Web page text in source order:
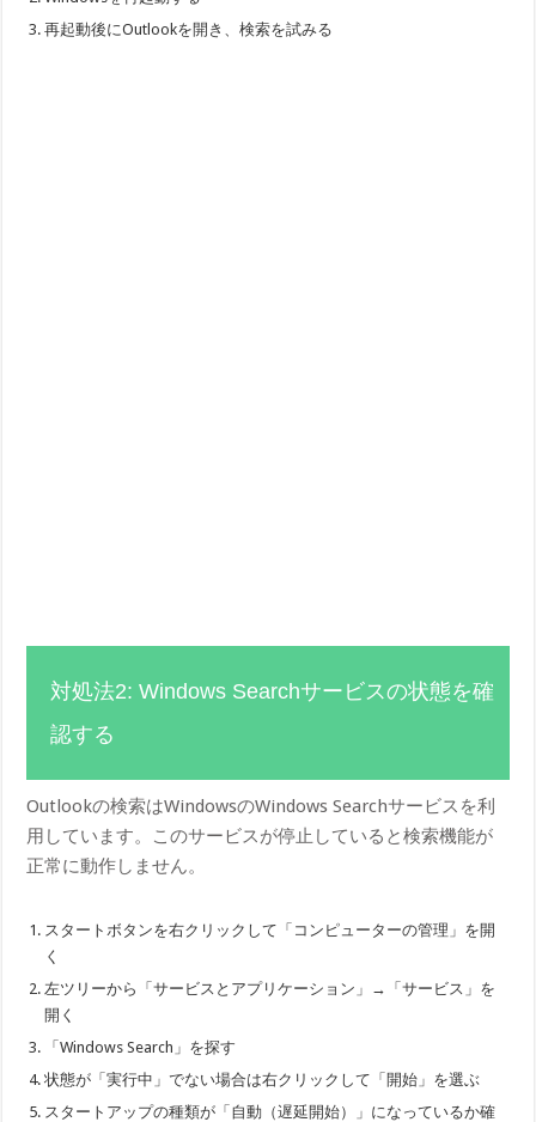
再起動後にOutlookを開き、検索を試みる
対処法2: Windows Searchサービスの状態を確
認する
Outlookの検索はWindowsのWindows Searchサービスを利
用しています。このサービスが停止していると検索機能が
正常に動作しません。
スタートボタンを右クリックして「コンピューターの管理」を開
く
左ツリーから「サービスとアプリケーション」→「サービス」を
開く
「Windows Search」を探す
状態が「実行中」でない場合は右クリックして「開始」を選ぶ
スタートアップの種類が「自動（遅延開始）」になっているか確